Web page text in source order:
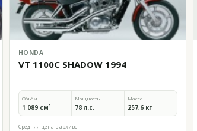
HONDA
VT 1100C SHADOW 1994
Объём
1 089 см³
Мощность
78 л.с.
Масса
257,6 кг
Средняя цена в архиве